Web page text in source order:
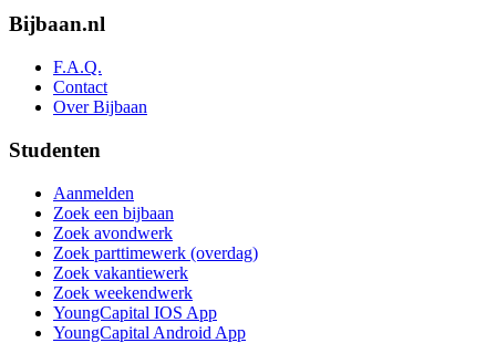
Bijbaan.nl
F.A.Q.
Contact
Over Bijbaan
Studenten
Aanmelden
Zoek een bijbaan
Zoek avondwerk
Zoek parttimewerk (overdag)
Zoek vakantiewerk
Zoek weekendwerk
YoungCapital IOS App
YoungCapital Android App